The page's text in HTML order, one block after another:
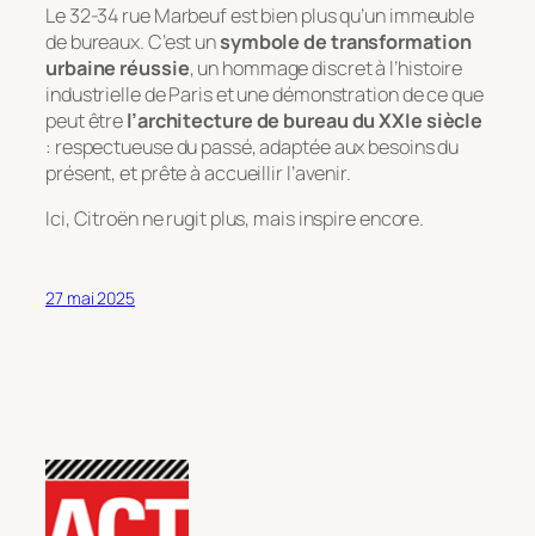
Le 32-34 rue Marbeuf est bien plus qu’un immeuble
de bureaux. C’est unsymbole de transformation
urbaine réussie, un hommage discret à l’histoire
industrielle de Paris et une démonstration de ce que
peut êtrel’architecture de bureau du XXIe siècle
: respectueuse du passé, adaptée aux besoins du
présent, et prête à accueillir l’avenir.
Ici, Citroën ne rugit plus, mais inspire encore.
27 mai 2025